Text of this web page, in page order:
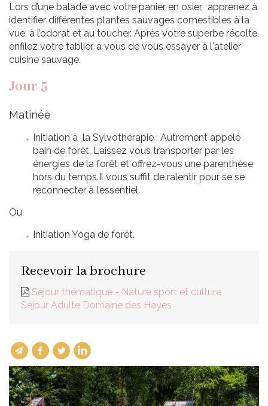
Lors d’une balade avec votre panier en osier, apprenez à
identifier différentes plantes sauvages comestibles à la
vue, à l’odorat et au toucher. Après votre superbe récolte,
enfilez votre tablier, a vous de vous essayer à l'atelier
cuisine sauvage.
Jour 5
Matinée
Initiation à la Sylvothérapie : Autrement appelé
bain de forêt. Laissez vous transporter par les
énergies de la forêt et offrez-vous une parenthèse
hors du temps.Il vous suffit de ralentir pour se se
reconnecter à l’essentiel.
Ou
Initiation Yoga de forêt.
Recevoir la brochure
Séjour thématique - Nature sport et culture
Séjour Adulte Domaine des Hayes